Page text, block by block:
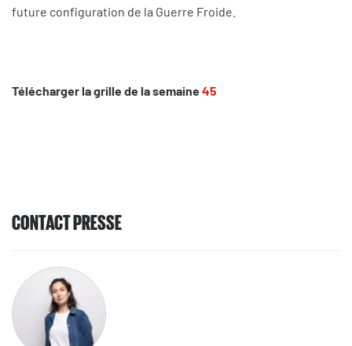
future configuration de la Guerre Froide.
Télécharger la grille de la semaine 45
CONTACT PRESSE